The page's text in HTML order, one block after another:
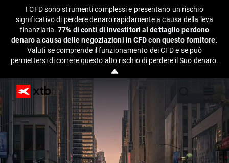
I CFD sono strumenti complessi e presentano un rischio
significativo di perdere denaro rapidamente a causa della leva
finanziaria.77% di conti di investitori al dettaglio perdono
denaro a causa delle negoziazioni in CFD con questo fornitore.
Valuti se comprende il funzionamento dei CFD e se può
permettersi di correre questo alto rischio di perdere il Suo denaro.